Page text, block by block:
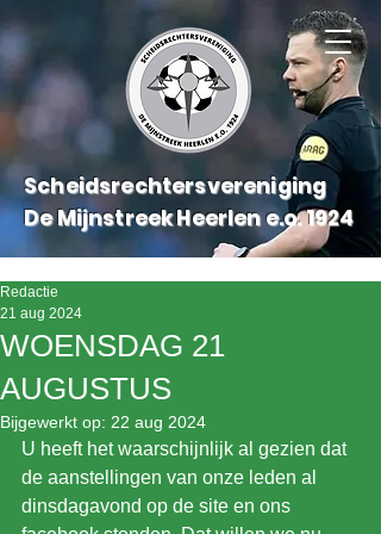
Scheidsrechtersvereniging
De Mijnstreek Heerlen e.o.1924
WOENSDAG 21
AUGUSTUS
Redactie
21 aug 2024
Bijgewerkt op: 22 aug 2024
U heeft het waarschijnlijk al gezien dat
de aanstellingen van onze leden al
dinsdagavond op de site en ons